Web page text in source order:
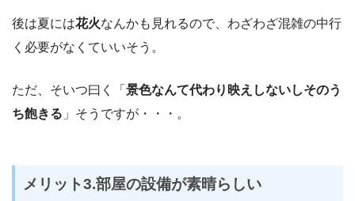
後は夏には花火なんかも見れるので、わざわざ混雑の中行
く必要がなくていいそう。
ただ、そいつ曰く「 景色なんて代わり映えしないしそのう
ち飽きる 」そうですが・・・。
メリット3.部屋の設備が素晴らしい